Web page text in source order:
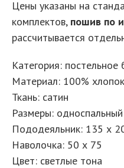
Цены указаны на
комплектов, пошив по
рассчитывается
Категория: постельное
Материал: 100% хлопок
Ткань: сатин
Размеры:
Пододеяльник: 135 х
Наволочка: 50 х 75
Цвет: светлые тона